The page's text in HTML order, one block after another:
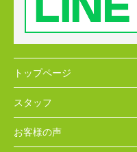
トップページ
スタッフ
お客様の声